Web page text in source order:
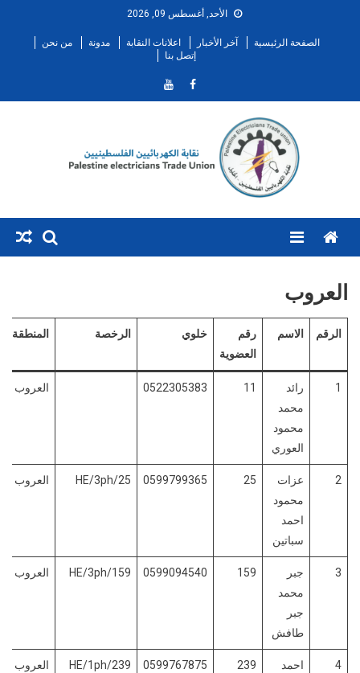
الأحد, أغسطس 09, 2026
الصفحة الرئيسية آخر الأخبار اعلانات النقابة مدونة
من نحن
إتصل بنا
Menu
العروب
الرقم الاسم
رقم
العضوية
خلوي الرخصة المنطقة
1
رائد
محمد
محمود
العوري
11
0522305383 العروب
2
عزات
محمود
احمد
سباتين
25
0599799365
HE/3ph/25 العروب
3
جبر
محمد
جبر
طافش
159
0599094540
HE/3ph/159 العروب
4
احمد
239
0599767875
HE/1ph/239 العروب